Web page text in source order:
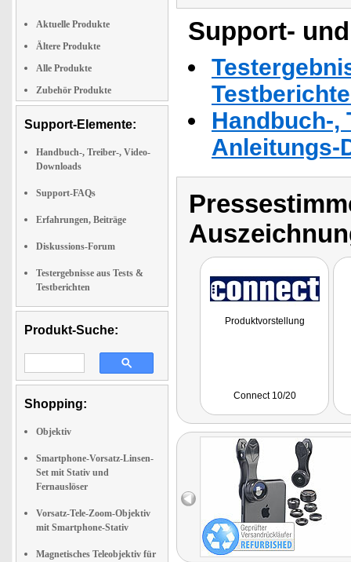
Aktuelle Produkte
Ältere Produkte
Alle Produkte
Zubehör Produkte
Support-Elemente:
Handbuch-, Treiber-, Video-
Downloads
Support-FAQs
Erfahrungen, Beiträge
Diskussions-Forum
Testergebnisse aus Tests &
Testberichten
Produkt-Suche:
Shopping:
Objektiv
Smartphone-Vorsatz-Linsen-
Set mit Stativ und
Fernauslöser
Vorsatz-Tele-Zoom-Objektiv
mit Smartphone-Stativ
Magnetisches Teleobjektiv für
Support-
Handbuch-,
Anleitungs-
Produktvorstellung
Connect 10/20